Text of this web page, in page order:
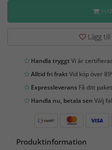
Lägg
Handla tryggtVi är
Alltid fri fraktVid köp över
Expressleverans Få ditt
Handla nu, betala sen Välj
Produktinformation